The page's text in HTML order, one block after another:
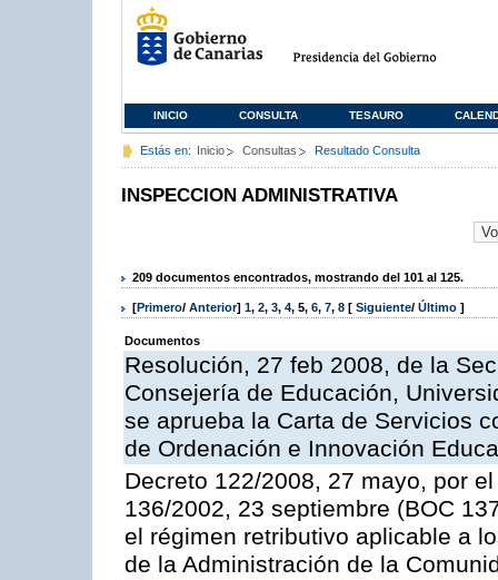
INICIO CONSULTA TESAURO
Estás en: Inicio Consultas Resultado Consulta
INSPECCION ADMINISTRATIVA
209 documentos encontrados, mostrando del 101 al 125.
[Primero/ Anterior] 1, 2, 3, 4, 5, 6, 7, 8 [ Siguiente/ Último ]
Documentos
Resolución, 27 feb 2008, de la
Consejería de Educación,
se aprueba la Carta de Servicios
de Ordenación e Innovación
Decreto 122/2008, 27 mayo, por
136/2002, 23 septiembre (BOC
el régimen retributivo aplicable a
de la Administración de la